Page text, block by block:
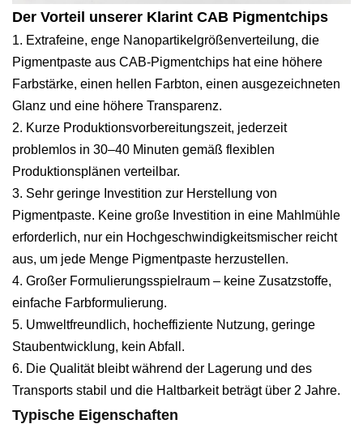
Der Vorteil unserer Klarint CAB Pigmentchips
1. Extrafeine, enge Nanopartikelgrößenverteilung, die
Pigmentpaste aus CAB-Pigmentchips hat eine höhere
Farbstärke, einen hellen Farbton, einen ausgezeichneten
Glanz und eine höhere Transparenz.
2. Kurze Produktionsvorbereitungszeit, jederzeit
problemlos in 30–40 Minuten gemäß flexiblen
Produktionsplänen verteilbar.
3. Sehr geringe Investition zur Herstellung von
Pigmentpaste. Keine große Investition in eine Mahlmühle
erforderlich, nur ein Hochgeschwindigkeitsmischer reicht
aus, um jede Menge Pigmentpaste herzustellen.
4. Großer Formulierungsspielraum – keine Zusatzstoffe,
einfache Farbformulierung.
5. Umweltfreundlich, hocheffiziente Nutzung, geringe
Staubentwicklung, kein Abfall.
6. Die Qualität bleibt während der Lagerung und des
Transports stabil und die Haltbarkeit beträgt über 2 Jahre.
Typische Eigenschaften